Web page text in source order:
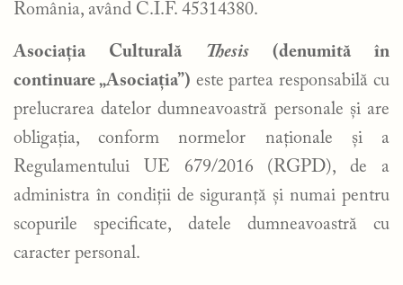
România, având C.I.F. 45314380.
Asociația Culturală Thesis(denumită în
continuare „Asociația”) este partea responsabilă cu
prelucrarea datelor dumneavoastră personale și are
obligația, conform normelor naționale și a
Regulamentului UE 679/2016 (RGPD), de a
administra în condiții de siguranță și numai pentru
scopurile specificate, datele dumneavoastră cu
caracter personal.